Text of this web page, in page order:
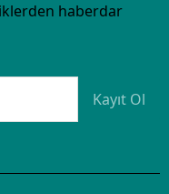
haberdar
Kayıt Ol